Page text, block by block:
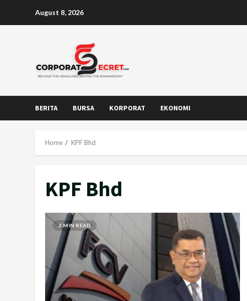
August 8, 2026
BERITA BURSA KORPORAT EKONOMI
Home KPF Bhd
KPF Bhd
2 MIN READ